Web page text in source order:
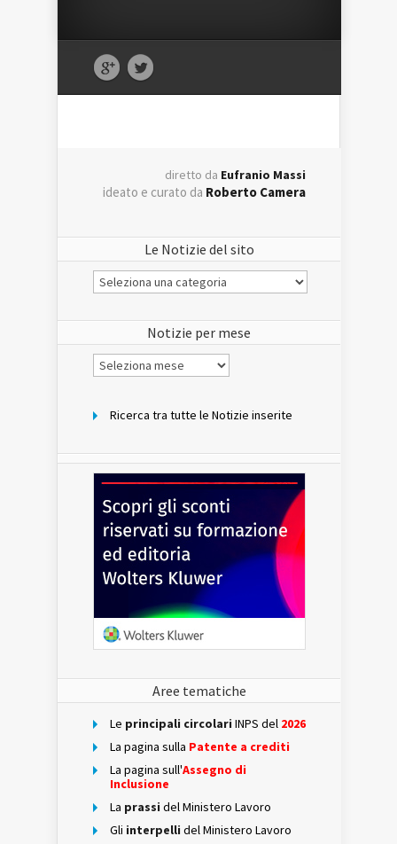
diretto da Eufranio Massi
ideato e curato da Roberto Camera
Le Notizie del sito
Le
Notizie
Notizie per mese
Notizie
per
Ricerca tra tutte le Notizie inserite
Aree tematiche
Le principali circolari INPS del 2026
La pagina sulla Patente a crediti
La pagina sull'Assegno di
Inclusione
La prassi del Ministero Lavoro
Gli interpelli del Ministero Lavoro